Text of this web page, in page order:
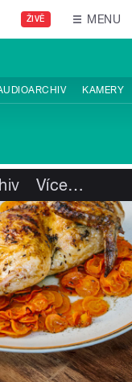
ŽIVĚ MENU
KAMERY
Více…